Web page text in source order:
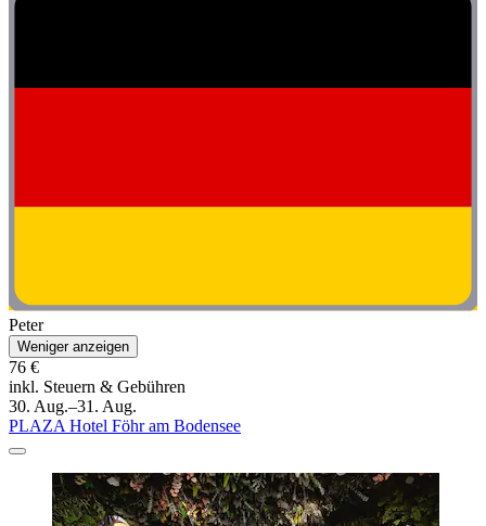
Peter
Weniger anzeigen
76 €
inkl. Steuern & Gebühren
30. Aug.–31. Aug.
PLAZA Hotel Föhr am Bodensee